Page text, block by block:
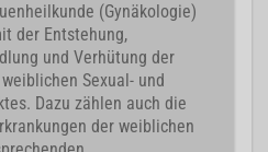
(Gynäkologie)
der Entstehung,
und Verhütung der
Sexual- und
Dazu zählen auch die
der weiblichen